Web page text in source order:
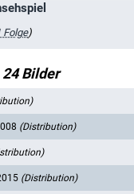
Folge)
24 Bilder
(Distribution)
(Distribution)